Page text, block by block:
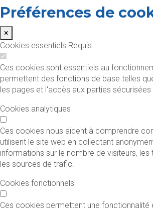
Préférences de
×
Cookies essentiels Requis
Ces cookies sont essentiels au
permettent des fonctions de base telles
les pages et l'accès aux parties sécurisées
Cookies analytiques
Ces cookies nous aident à comprendre
utilisent le site web en collectant
informations sur le nombre de visiteurs,
les sources de trafic.
Cookies fonctionnels
Ces cookies permettent une fonctionnalité